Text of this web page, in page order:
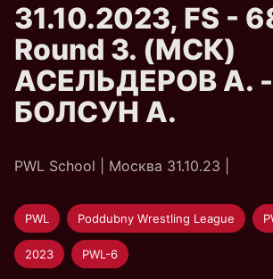
31.10.2023, FS -
Round 3. (МСК)
АСЕЛЬДЕРОВ А. -
БОЛСУН А.
PWL School | Москва 31.10.23 |
PWL Poddubny Wrestling League
2023 PWL-6